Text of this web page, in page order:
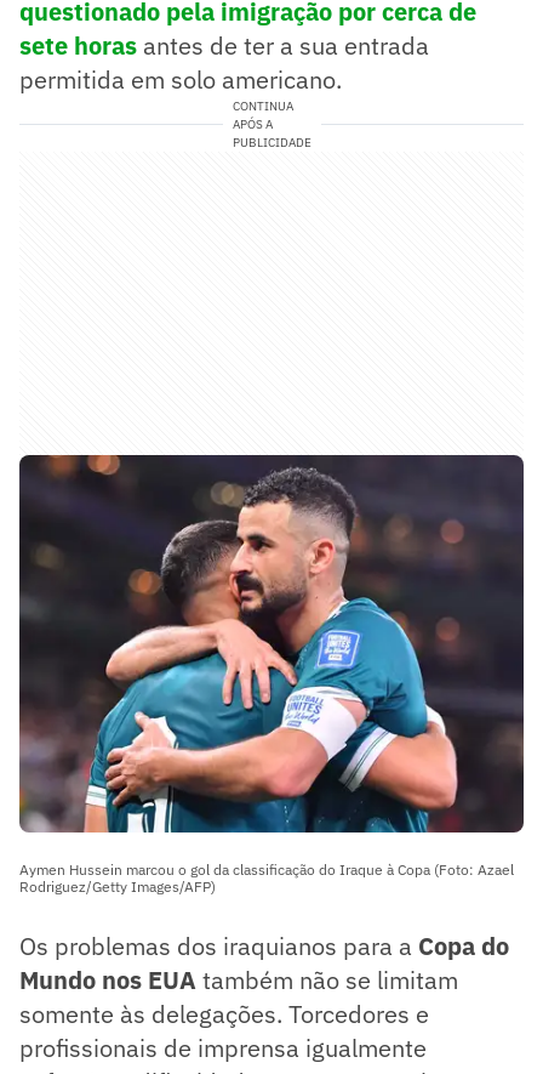
questionado pela imigração por cerca de
sete horas antes de ter a sua entrada
permitida em solo americano.
CONTINUA
APÓS A
PUBLICIDADE
Aymen Hussein marcou o gol da classificação do Iraque à Copa (Foto: Azael
Rodriguez/Getty Images/AFP)
Os problemas dos iraquianos para a Copa do
Mundo nos EUAtambém não se limitam
somente às delegações. Torcedores e
profissionais de imprensa igualmente